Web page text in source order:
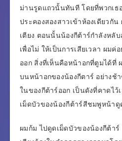
ม่านรูดแถวนั้นทันที โดยที่พวกเธ
ประคองสองสาวเข้าห้องเดียวกั
เตียง ตอนนั้นน้องกีต้าร์กำลังหลั
เพื่อไม่ ให้เป็นการเสียเวลา ผมค่
ออก สิ่งที่เห็นคือหน้าอกที่ตูมได้ที่
บนหน้าอกของน้องกีตาร์ อย่างช้
ในของกีต้าร์ออก เป็นดังที่คาดไว้
เม็ดบัวของน้องกีต้าร์สีชมพูหน้าดู
ผมก้ม ไปดูดเม็ดบัวของน้องกีต้า